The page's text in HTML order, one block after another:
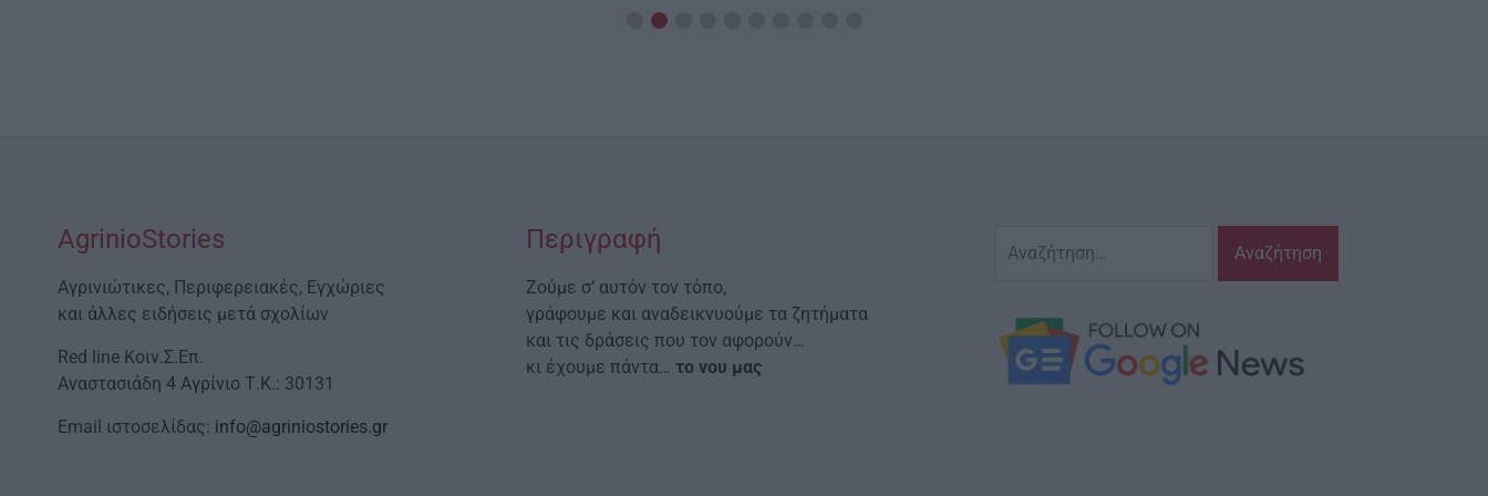
AgrinioStories
Αγρινιώτικες, Περιφερειακές, Εγχώριες
και άλλες ειδήσεις μετά σχολίων
Red line Κοιν.Σ.Επ.
Αναστασιάδη 4 Αγρίνιο Τ.Κ.: 30131
Email ιστοσελίδας: info@agriniostories.gr
Περιγραφή
Ζούμε σ’ αυτόν τον τόπο,
γράφουμε και αναδεικνυούμε τα ζητήματα
και τις δράσεις που τον αφορούν…
κι έχουμε πάντα…το νου μας
για: